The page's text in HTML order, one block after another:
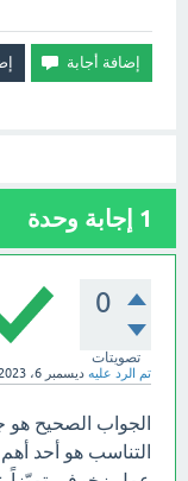
1 إجابة وحدة
0
تصويتات
تم الرد عليه ديسمبر 6، 2023
الجواب الصحيح هو
التناسب هو أحد